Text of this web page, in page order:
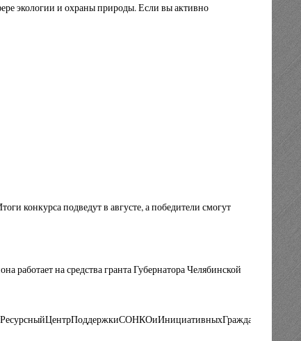
экологии и охраны природы. Если вы активно
конкурса подведут в августе, а победители смогут
на средства гранта Губернатора Челябинской